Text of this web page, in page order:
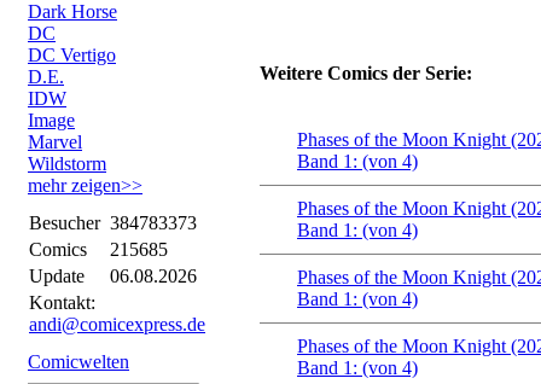
Dark Horse
DC
DC Vertigo
D.E.
IDW
Image
Marvel
Wildstorm
mehr zeigen>>
Besucher 384783373
Comics
215685
Update
06.08.2026
Kontakt:
andi@comicexpress.de
Comicwelten
Weitere Comics der Serie:
Phases of the Moon Knight
Band 1: (von 4)
Phases of the Moon Knight
Band 1: (von 4)
Phases of the Moon Knight
Band 1: (von 4)
Phases of the Moon Knight
Band 1: (von 4)